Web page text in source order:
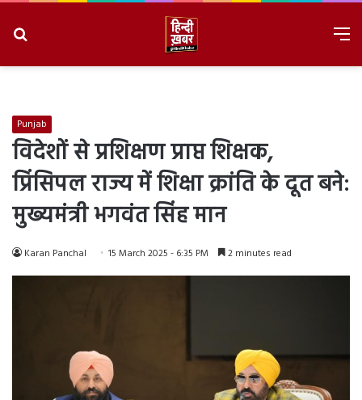
Punjab
विदेशों से प्रशिक्षण प्राप्त शिक्षक,
प्रिंसिपल राज्य में शिक्षा क्रांति के दूत बने:
मुख्यमंत्री भगवंत सिंह मान
Karan Panchal 15 March 2025 - 6:35 PM 2 minutes read